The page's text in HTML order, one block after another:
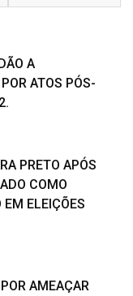
A
ATOS PÓS-
PRETO APÓS
COMO
EM ELEIÇÕES
AMEAÇAR